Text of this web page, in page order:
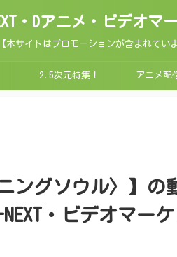
・Dアニメ・ビデオマ
【本サイトはプロモーションが含まれていま
2.5次元特集！ アニメ配
ングソウル〉】の
・ビデオマー